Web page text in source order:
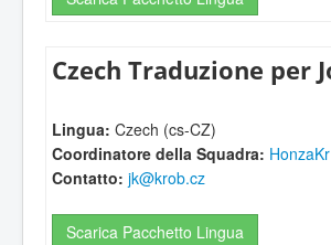
Czech Traduzione per
Lingua: Czech (cs-CZ)
Coordinatore della Squadra: HonzaKr
Contatto: jk@krob.cz
Scarica Pacchetto Lingua